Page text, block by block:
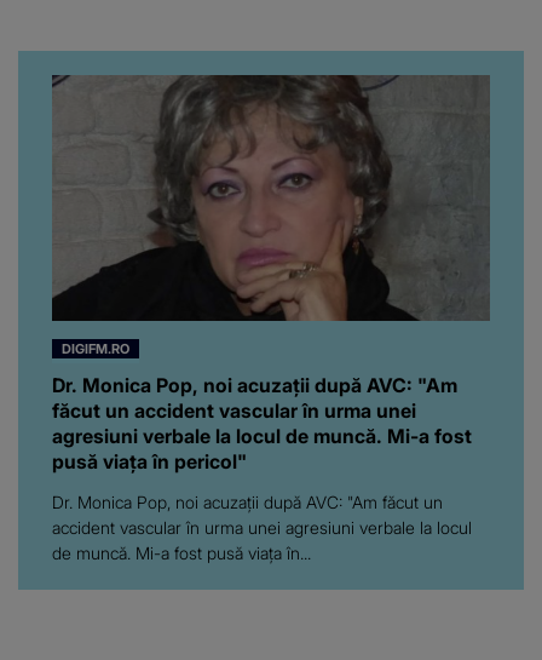
da, frumoasa iubită a lui
Florin Ristei e...
DIGIFM.RO
Dr. Monica Pop, noi acuzații după AVC: "Am
făcut un accident vascular în urma unei
agresiuni verbale la locul de muncă. Mi-a fost
pusă viața în pericol"
Dr. Monica Pop, noi acuzații după AVC: "Am făcut un
accident vascular în urma unei agresiuni verbale la locul
de muncă. Mi-a fost pusă viața în...